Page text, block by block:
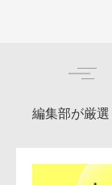
編集部が厳